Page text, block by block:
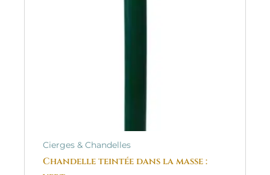
Cierges & Chandelles
Chandelle teintée dans la masse :